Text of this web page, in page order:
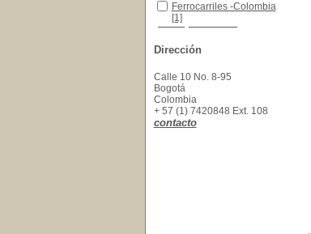
Ferrocarriles -Colombia
Ferrocarriles -Colombia
[1]
Dirección
Calle 10 No. 8-95
Bogotá
Colombia
+ 57 (1) 7420848 Ext. 108
contacto